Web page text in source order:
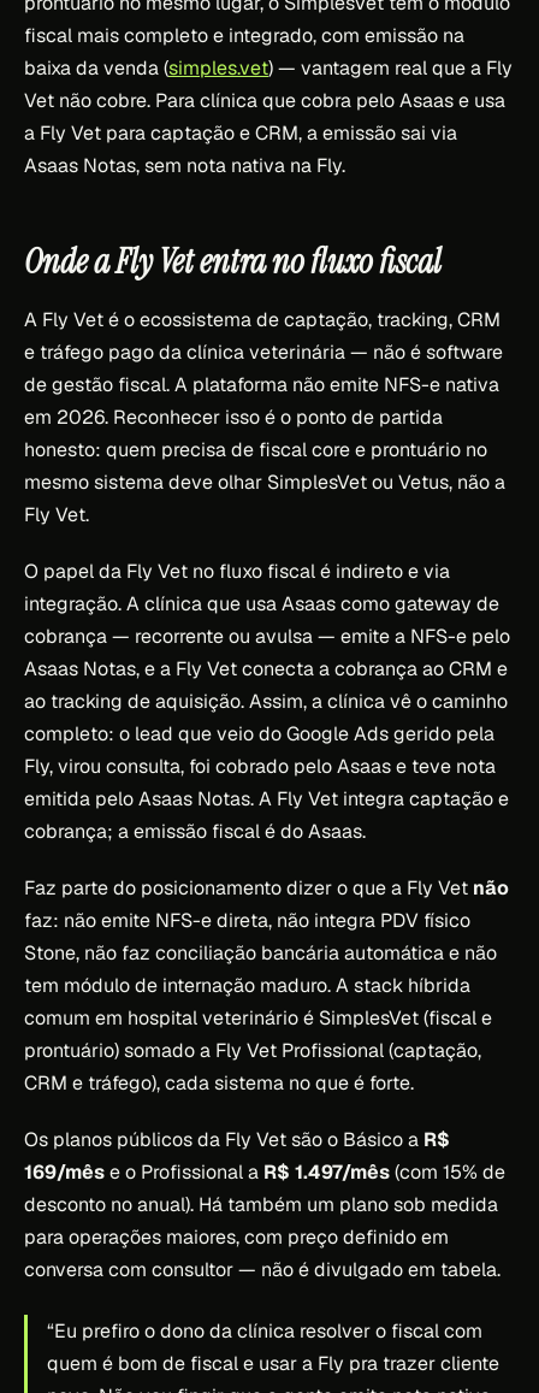
fiscal mais completo e integrado, com emissão na
baixa da venda (simples.vet) — vantagem real que a Fly
Vet não cobre. Para clínica que cobra pelo Asaas e usa
a Fly Vet para captação e CRM, a emissão sai via
Asaas Notas, sem nota nativa na Fly.
Onde a Fly Vet entra no fluxo fiscal
A Fly Vet é o ecossistema de captação, tracking, CRM
e tráfego pago da clínica veterinária — não é software
de gestão fiscal. A plataforma não emite NFS-e nativa
em 2026. Reconhecer isso é o ponto de partida
honesto: quem precisa de fiscal core e prontuário no
mesmo sistema deve olhar SimplesVet ou Vetus, não a
Fly Vet.
O papel da Fly Vet no fluxo fiscal é indireto e via
integração. A clínica que usa Asaas como gateway de
cobrança — recorrente ou avulsa — emite a NFS-e pelo
Asaas Notas, e a Fly Vet conecta a cobrança ao CRM e
ao tracking de aquisição. Assim, a clínica vê o caminho
completo: o lead que veio do Google Ads gerido pela
Fly, virou consulta, foi cobrado pelo Asaas e teve nota
emitida pelo Asaas Notas. A Fly Vet integra captação e
cobrança; a emissão fiscal é do Asaas.
Faz parte do posicionamento dizer o que a Fly Vet não
faz: não emite NFS-e direta, não integra PDV físico
Stone, não faz conciliação bancária automática e não
tem módulo de internação maduro. A stack híbrida
comum em hospital veterinário é SimplesVet (fiscal e
prontuário) somado a Fly Vet Profissional (captação,
CRM e tráfego), cada sistema no que é forte.
Os planos públicos da Fly Vet são o Básico a R$
169/mêse o Profissional a R$ 1.497/mês(com 15% de
desconto no anual). Há também um plano sob medida
para operações maiores, com preço definido em
conversa com consultor — não é divulgado em tabela.
“Eu prefiro o dono da clínica resolver o fiscal com
quem é bom de fiscal e usar a Fly pra trazer cliente